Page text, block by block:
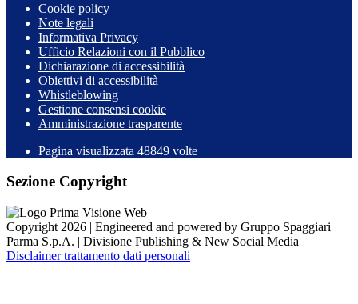
Cookie policy
Note legali
Informativa Privacy
Ufficio Relazioni con il Pubblico
Dichiarazione di accessibilità
Obiettivi di accessibilità
Whistleblowing
Gestione consensi cookie
Amministrazione trasparente
Pagina visualizzata 48849 volte
Sezione Copyright
Copyright 2026 | Engineered and powered by Gruppo Spaggiari
Parma S.p.A. | Divisione Publishing & New Social Media
Disclaimer trattamento dati personali